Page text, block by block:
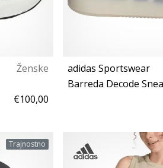
Ženske
€100,00
adidas Sportswear
Barreda Decode
36⅔
Trajnostno